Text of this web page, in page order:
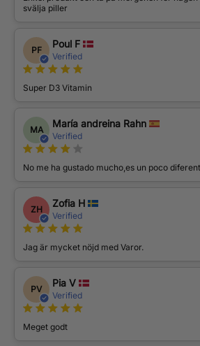
Przyjmować jedną tabletkę dziennie,
lub zgodnie z zaleceniami lekarza.
Składniki
Witamina D3 (cholekalcyferol) (źródło:
wypełniające: fosforan dwuwapniowy i
mikrokrystaliczna, substancje
svälja piller
PF
Poul F
Verified
Super D3 Vitamin
MA
María andreina Rahn
Verified
No me ha gustado mucho,es un poco
ZH
Zofia H
Verified
Jag är mycket nöjd med Varor.
PV
Pia V
Verified
Meget godt